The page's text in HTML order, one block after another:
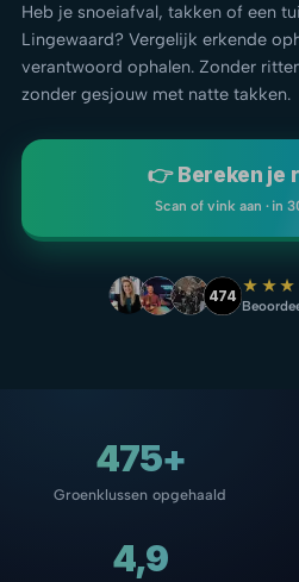
Heb je snoeiafval, takken of een
Lingewaard? Vergelijk erkende
verantwoord ophalen. Zonder
zonder gesjouw met natte takken.
👉 Bereken je
Scan of vink aan · in
474
475+
Groenklussen opgehaald
4,9